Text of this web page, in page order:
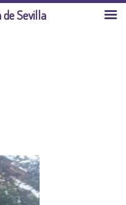
de Sevilla